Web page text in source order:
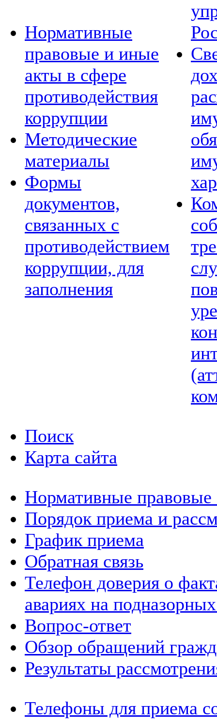
Нормативные
правовые и иные
акты в сфере
противодействия
коррупции
Методические
материалы
Формы
документов,
связанных с
противодействием
коррупции, для
заполнения
Поиск
Карта сайта
Нормативные правовые
Порядок приема и
График приема
Обратная связь
Телефон доверия о
авариях на
Вопрос-ответ
Обзор обращений
Результаты
Телефоны для приема